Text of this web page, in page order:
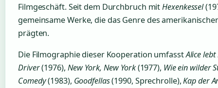
Filmgeschäft. Seit dem Durchbruch mitHexenkessel
gemeinsame Werke, die das Genre des
prägten.
Die Filmographie dieser Kooperation umfasstAlice
Driver(1976), New York, New York(1977), Wie ein wilder
Comedy(1983), Goodfellas(1990, Sprechrolle),Kap der